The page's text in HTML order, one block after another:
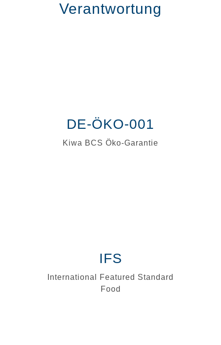
Verantwortung
DE-ÖKO-001
Kiwa BCS Öko-Garantie
IFS
International Featured Standard
Food